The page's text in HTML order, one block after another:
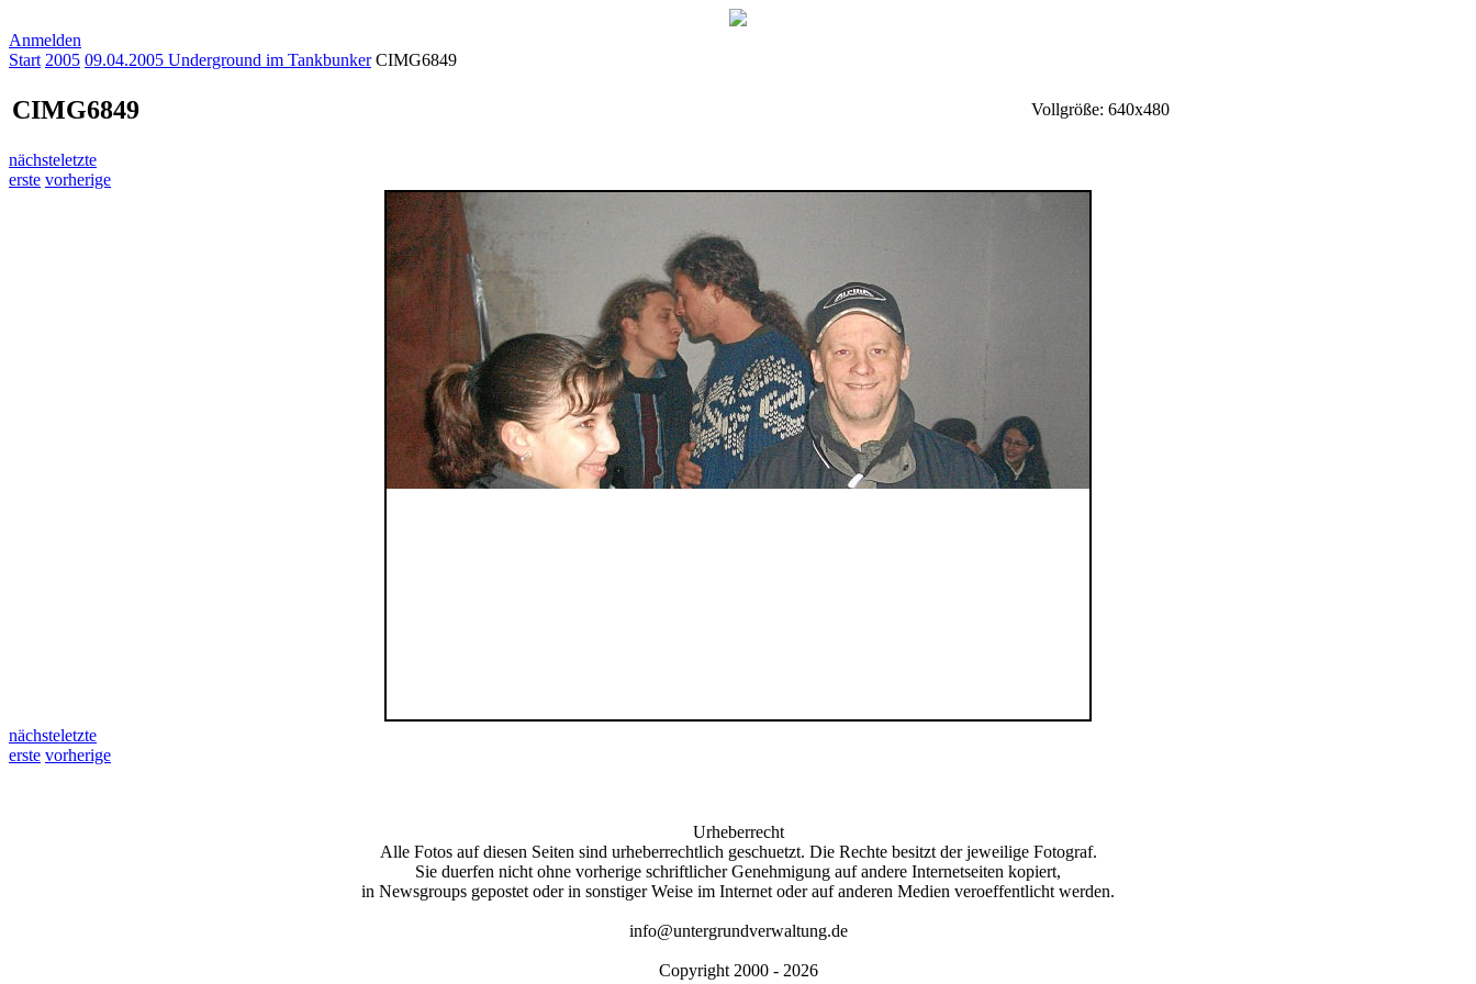
Anmelden
Start 2005 09.04.2005 Underground im Tankbunker CIMG6849
CIMG6849 Vollgröße: 640x480
nächsteletzte
erste vorherige
nächsteletzte
erste vorherige
Urheberrecht
Alle Fotos auf diesen Seiten sind urheberrechtlich geschuetzt. Die Rechte besitzt der jeweilige Fotograf.
Sie duerfen nicht ohne vorherige schriftlicher Genehmigung auf andere Internetseiten kopiert,
in Newsgroups gepostet oder in sonstiger Weise im Internet oder auf anderen Medien veroeffentlicht werden.
info@untergrundverwaltung.de
Copyright 2000 - 2026